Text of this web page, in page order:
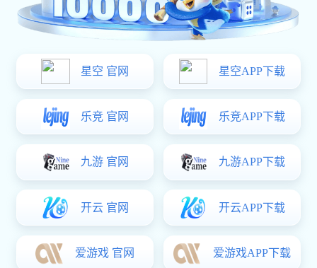
裙边挡板带是一种在输送带设备中常用的附件，其主要作用
材质吗？